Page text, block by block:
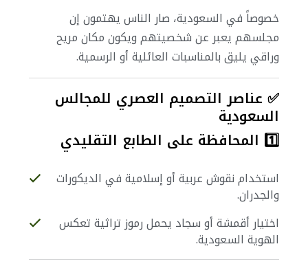
خصوصاً في السعودية، صار الناس يهتمون إن
مجلسهم يعبر عن شخصيتهم ويكون مكان مريح
وراقي يليق بالمناسبات العائلية أو الرسمية.
✅ عناصر التصميم العصري للمجالس
السعودية
1️⃣ المحافظة على الطابع التقليدي
استخدام نقوش عربية أو إسلامية في الديكورات
والجدران.
اختيار أقمشة أو سجاد يحمل رموز تراثية تعكس
الهوية السعودية.